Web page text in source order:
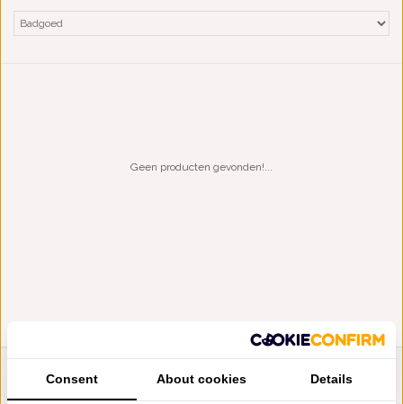
Geen producten gevonden!...
LIENSLINNENWINKEL.NL
Consent About cookies Details